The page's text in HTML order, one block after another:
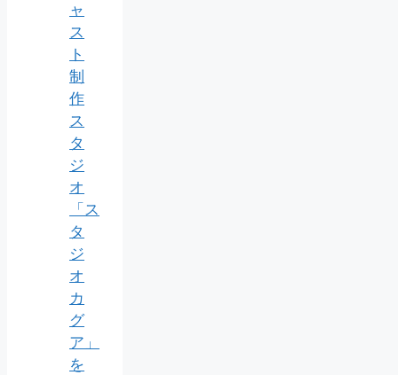
ャ
ス
ト
制
作
ス
タ
ジ
オ
「ス
タ
ジ
オ
カ
グ
ア」
を